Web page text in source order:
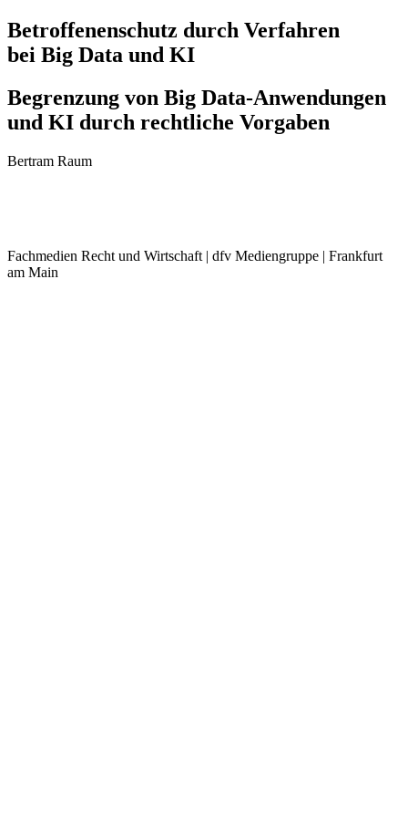
Betroffenenschutz durch Verfahren
bei Big Data und KI
Begrenzung von Big Data-Anwendungen
und KI durch rechtliche Vorgaben
Bertram Raum
Fachmedien Recht und Wirtschaft | dfv Mediengruppe | Frankfurt
am Main